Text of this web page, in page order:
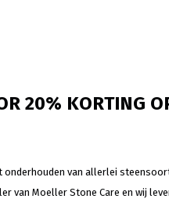
20% KORTING
van allerlei
van Moeller Stone Care en wij